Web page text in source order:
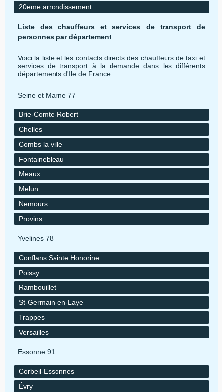
20eme arrondissement
Liste des chauffeurs et services de transport de
personnes par département
Voici la liste et les contacts directs des chauffeurs de taxi et
services de transport à la demande dans les différents
départements d'Ile de France.
Seine et Marne 77
Brie-Comte-Robert
Chelles
Combs la ville
Fontainebleau
Meaux
Melun
Nemours
Provins
Yvelines 78
Conflans Sainte Honorine
Poissy
Rambouillet
St-Germain-en-Laye
Trappes
Versailles
Essonne 91
Corbeil-Essonnes
Évry